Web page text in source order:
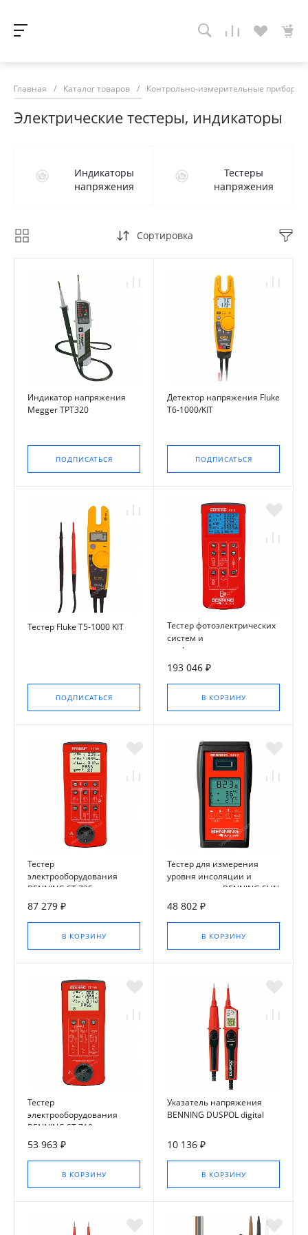
Главная / Каталог товаров / Контрольно-измерительные приборы
Электрические тестеры, индикаторы
Индикаторы
напряжения
Тестеры
напряжения
Сортировка
Индикатор напряжения
Megger TPT320
ПОДПИСАТЬСЯ
Детектор напряжения Fluke
T6-1000/KIT
ПОДПИСАТЬСЯ
Тестер Fluke T5-1000 KIT
ПОДПИСАТЬСЯ
Тестер фотоэлектрических
систем и
графопостроитель
BENNING PV 2
193 046 ₽
В КОРЗИНУ
Тестер
электрооборудования
BENNING ST 725
87 279 ₽
В КОРЗИНУ
Тестер для измерения
уровня инсоляции и
температуры BENNING SUN
2
48 802 ₽
В КОРЗИНУ
Тестер
электрооборудования
BENNING ST 710
53 963 ₽
В КОРЗИНУ
Указатель напряжения
BENNING DUSPOL digital
10 136 ₽
В КОРЗИНУ